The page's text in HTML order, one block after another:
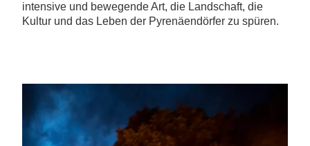
intensive und bewegende Art, die Landschaft, die
Kultur und das Leben der Pyrenäendörfer zu spüren.